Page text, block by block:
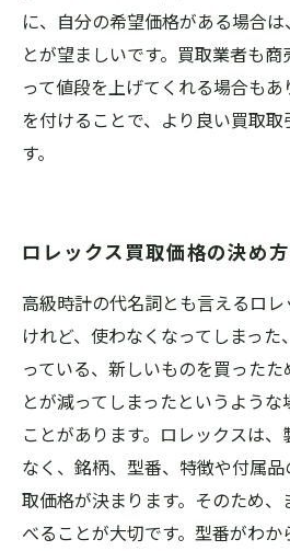
に、自分の希望価格がある場合
とが望ましいです。買取業者も
って値段を上げてくれる場合も
を付けることで、より良い買取
す。
ロレックス買取価格の決め
高級時計の代名詞とも言えるロ
けれど、使わなくなってしまっ
っている、新しいものを買った
とが減ってしまったというよう
ことがあります。ロレックスは
なく、銘柄、型番、特徴や付属
取価格が決まります。そのため
べることが大切です。型番がわ